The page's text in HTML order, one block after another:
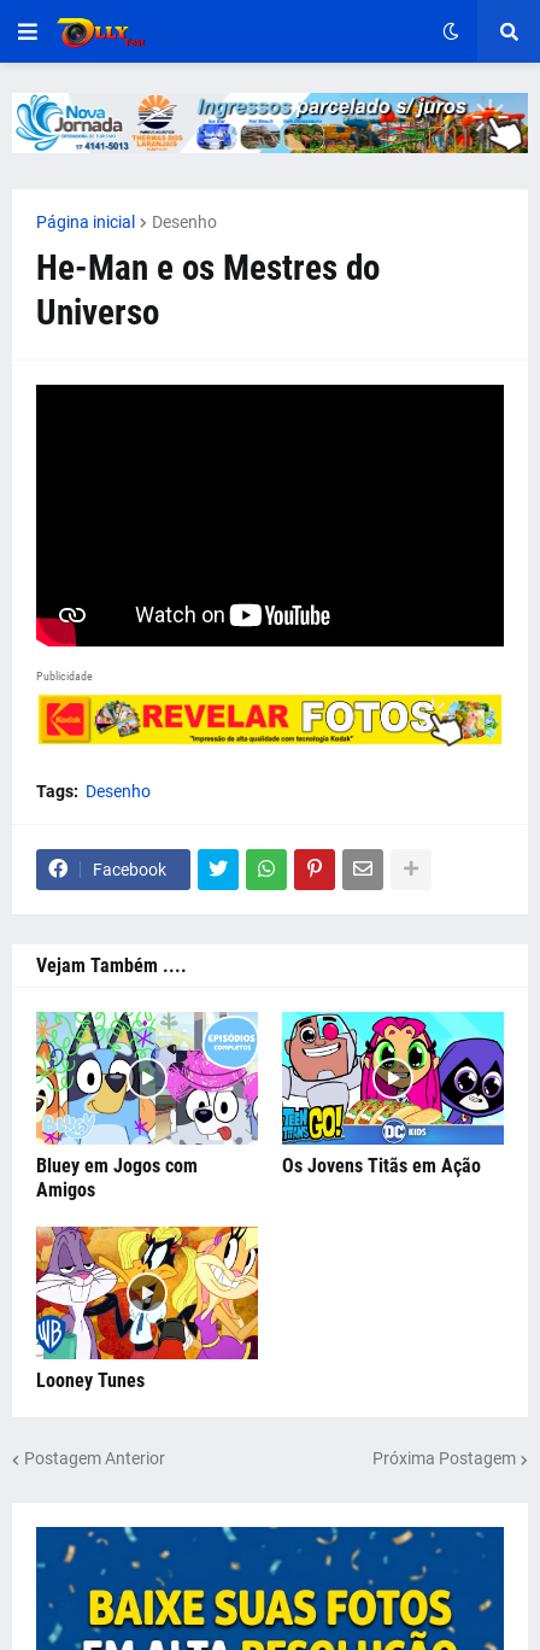
Página inicial Desenho
He-Man e os Mestres do
Universo
Publicidade
Tags: Desenho
Facebook
Vejam Também ....
Bluey em Jogos com
Amigos
Os Jovens Titãs em Ação
Looney Tunes
Postagem Anterior Próxima Postagem